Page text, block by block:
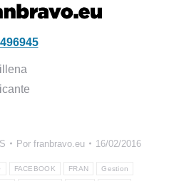
Por franbravo.eu 16/02/2016
FACEBOOK FRAN Gestion